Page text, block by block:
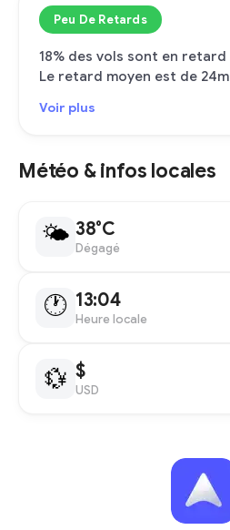
Peu De Retards
18% des vols sont en retard
Le retard moyen est de 24m
Voir plus
Météo & infos locales
🌤 38°C
Dégagé
🕐 13:04
Heure locale
💱 $
USD